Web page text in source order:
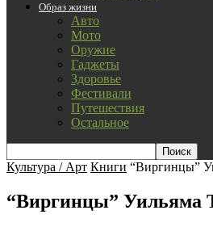
Образ жизни
Авто
Мото
Оружие
Гаджеты
Здоровье
Фестивали
Путешествия
Остальное
Культура / Арт Книги “Виргинцы”
“Виргинцы” Уильяма